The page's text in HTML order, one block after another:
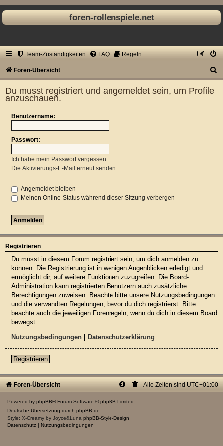
foren-rollenspiele.net
Team-Zuständigkeiten FAQ Regeln
Foren-Übersicht
Du musst registriert und angemeldet sein, um Profile
anzuschauen.
Benutzername:
Passwort:
Ich habe mein Passwort vergessen
Die Aktivierungs-E-Mail erneut senden
Angemeldet bleiben
Meinen Online-Status während dieser Sitzung verbergen
Registrieren
Du musst in diesem Forum registriert sein, um dich anmelden zu
können. Die Registrierung ist in wenigen Augenblicken erledigt und
ermöglicht dir, auf weitere Funktionen zuzugreifen. Die Board-
Administration kann registrierten Benutzern auch zusätzliche
Berechtigungen zuweisen. Beachte bitte unsere Nutzungsbedingungen
und die verwandten Regelungen, bevor du dich registrierst. Bitte
beachte auch die jeweiligen Forenregeln, wenn du dich in diesem Board
bewegst.
Nutzungsbedingungen Datenschutzerklärung
Registrieren
Foren-Übersicht Alle Zeiten sind UTC+01:00
Powered by phpBB® Forum Software © phpBB Limited
Deutsche Übersetzung durch phpBB.de
Style: X-Creamy by Joyce&Luna phpBB-Style-Design
Datenschutz
Nutzungsbedingungen